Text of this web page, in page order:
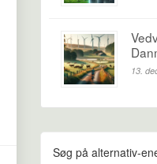
13.
Søg på alternativ-